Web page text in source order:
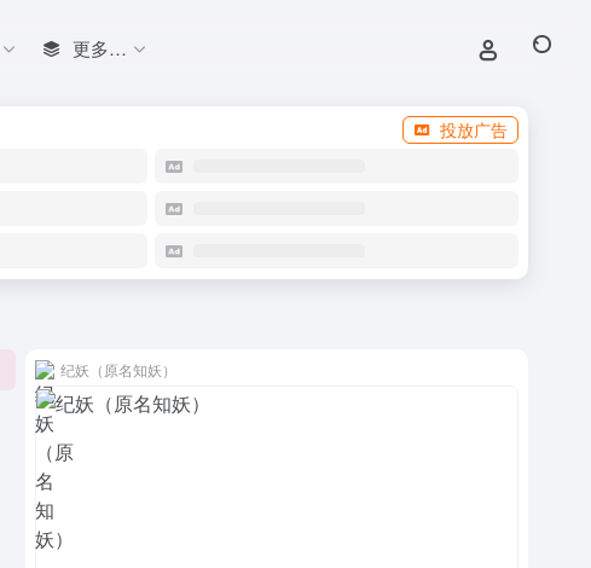
更多…
投放广告
纪妖（原名知妖）